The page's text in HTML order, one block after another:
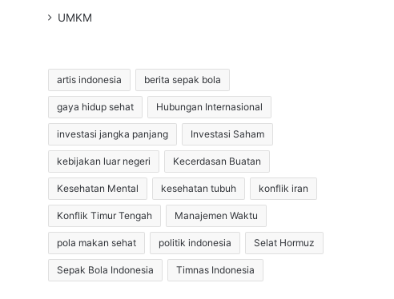
UMKM
artis indonesia berita sepak bola
gaya hidup sehat Hubungan Internasional
investasi jangka panjang Investasi Saham
kebijakan luar negeri Kecerdasan Buatan
Kesehatan Mental kesehatan tubuh konflik iran
Konflik Timur Tengah Manajemen Waktu
pola makan sehat politik indonesia Selat Hormuz
Sepak Bola Indonesia Timnas Indonesia